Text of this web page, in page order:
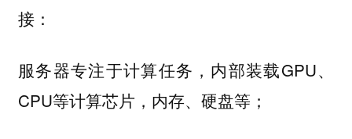
接：
服务器专注于计算任务，内部装载GPU、
CPU等计算芯片，内存、硬盘等；